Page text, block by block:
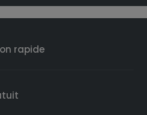
rapide